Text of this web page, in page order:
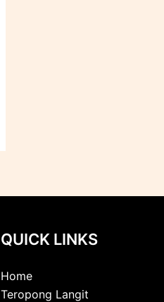
QUICK LINKS
Home
Teropong Langit